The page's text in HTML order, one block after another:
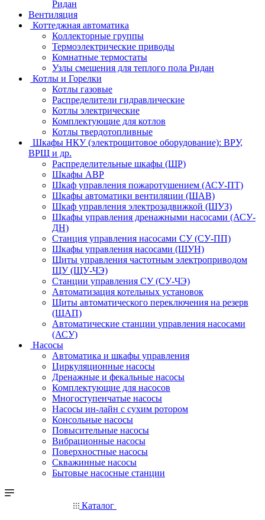
Ридан
Вентиляция
Коттеджная автоматика
Коллекторные группы
Термоэлектрические приводы
Комнатные термостаты
Узлы смешения для теплого пола Ридан
Котлы и Горелки
Котлы газовые
Распределители гидравлические
Котлы электрические
Комплектующие для котлов
Котлы твердотопливные
Шкафы НКУ (электрощитовое оборудование): ВРУ,
ВРЩ и др.
Распределительные шкафы (ШР)
Шкафы АВР
Шкаф управления пожаротушением (АСУ-ПТ)
Шкафы автоматики вентиляции (ШАВ)
Шкаф управления электрозадвижкой (ШУЗ)
Шкафы управления дренажными насосами (АСУ-
ДН)
Станция управления насосами СУ (СУ-ПП)
Шкафы управления насосами (ШУН)
Щиты управления частотным электроприводом
ЩУ (ЩУ-ЧЭ)
Станции управления СУ (СУ-ЧЭ)
Автоматизация котельных установок
Щиты автоматического переключения на резерв
(ЩАП)
Автоматические станции управления насосами
(АСУ)
Насосы
Автоматика и шкафы управления
Циркуляционные насосы
Дренажные и фекальные насосы
Комплектующие для насосов
Многоступенчатые насосы
Насосы ин-лайн с сухим ротором
Консольные насосы
Повысительные насосы
Вибрационные насосы
Поверхностные насосы
Скважинные насосы
Бытовые насосные станции
Каталог